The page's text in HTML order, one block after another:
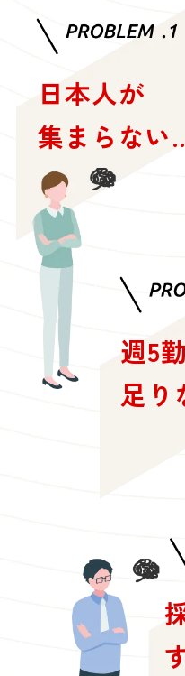
日本人が
集まらない
週5
足り